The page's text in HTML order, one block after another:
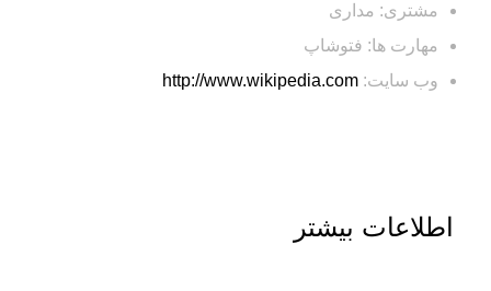
مشتری: مداری
مهارت ها: فتوشاپ
وب سایت: http://www.wikipedia.com
اطلاعات بیشتر